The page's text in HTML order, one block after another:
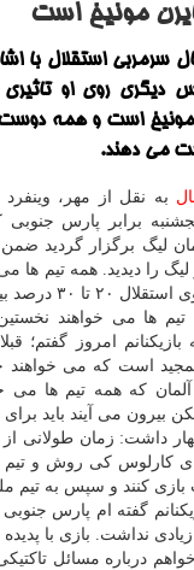
مونیخ است
سرمربی استقلال با
روی او تاثیری
مونیخ است و همه
می دهند.
به نقل از مهر،
برابر پارس جنوبی
لیگ برگزار گردید
را دیدید. همه تیم ها
بیشتر تلاش می كنند.
ها می خواهند نخستین
امروز گفتم؛
است كه می خواهند
آلمان كه همه تیم ها
بیرون می آیند باید برای
داشت: زمان طولانی
كارلوس كی روش و تیم
كنند و سپس به تیم
گفته ام پارس
نداشت. بازی با
درباره مسائل